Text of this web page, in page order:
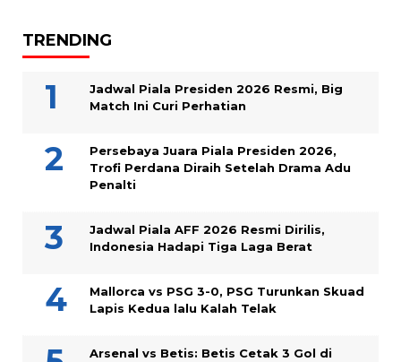
TRENDING
Jadwal Piala Presiden 2026 Resmi, Big
Match Ini Curi Perhatian
Persebaya Juara Piala Presiden 2026,
Trofi Perdana Diraih Setelah Drama Adu
Penalti
Jadwal Piala AFF 2026 Resmi Dirilis,
Indonesia Hadapi Tiga Laga Berat
Mallorca vs PSG 3-0, PSG Turunkan Skuad
Lapis Kedua lalu Kalah Telak
Arsenal vs Betis: Betis Cetak 3 Gol di